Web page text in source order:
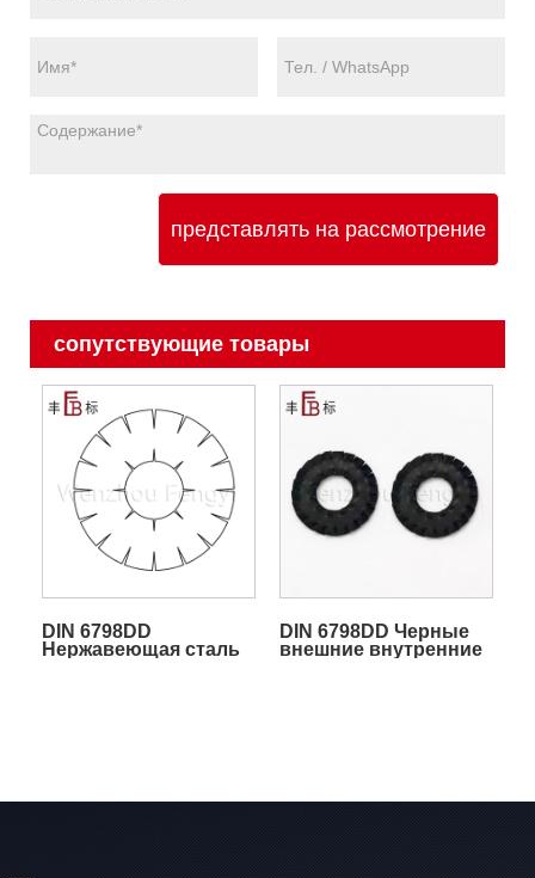
представлять на рассмотрение
сопутствующие товары
DIN 6798DD
Нержавеющая сталь
DIN 6798DD Черные
внешние внутренние